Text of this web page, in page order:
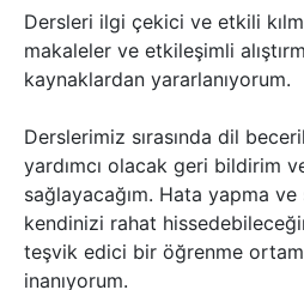
Dersleri ilgi çekici ve etkili
makaleler ve etkileşimli
kaynaklardan yararlanıyorum.
Derslerimiz sırasında dil
yardımcı olacak geri bildirim
sağlayacağım. Hata yapma
kendinizi rahat
teşvik edici bir öğrenme
inanıyorum.